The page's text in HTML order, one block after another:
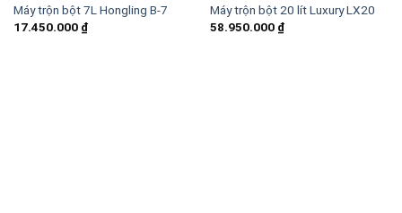
Máy trộn bột 7L Hongling B-7
17.450.000 ₫
Máy trộn bột 20 lít Luxury LX20
58.950.000 ₫